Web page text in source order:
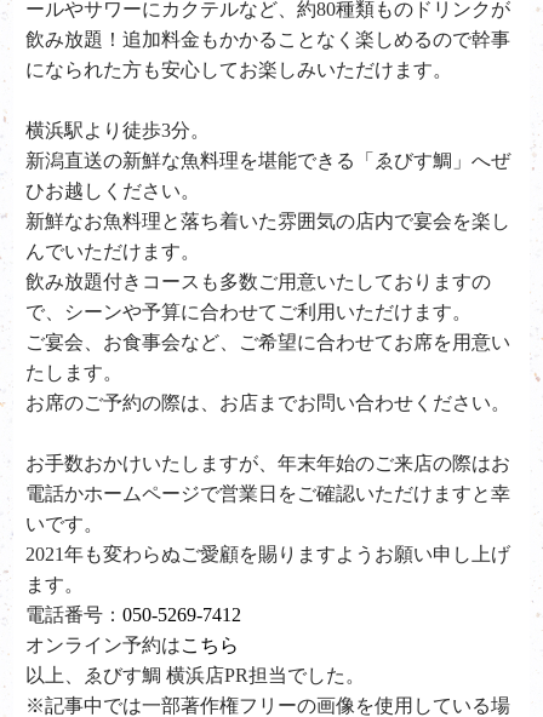
ールやサワーにカクテルなど、約80種類ものドリンクが
飲み放題！追加料金もかかることなく楽しめるので幹事
になられた方も安心してお楽しみいただけます。
横浜駅より徒歩3分。
新潟直送の新鮮な魚料理を堪能できる「ゑびす鯛」へぜ
ひお越しください。
新鮮なお魚料理と落ち着いた雰囲気の店内で宴会を楽し
んでいただけます。
飲み放題付きコースも多数ご用意いたしておりますの
で、シーンや予算に合わせてご利用いただけます。
ご宴会、お食事会など、ご希望に合わせてお席を用意い
たします。
お席のご予約の際は、お店までお問い合わせください。
お手数おかけいたしますが、年末年始のご来店の際はお
電話かホームページで営業日をご確認いただけますと幸
いです。
2021年も変わらぬご愛顧を賜りますようお願い申し上げ
ます。
電話番号：050-5269-7412
オンライン予約はこちら
以上、ゑびす鯛 横浜店PR担当でした。
※記事中では一部著作権フリーの画像を使用している場